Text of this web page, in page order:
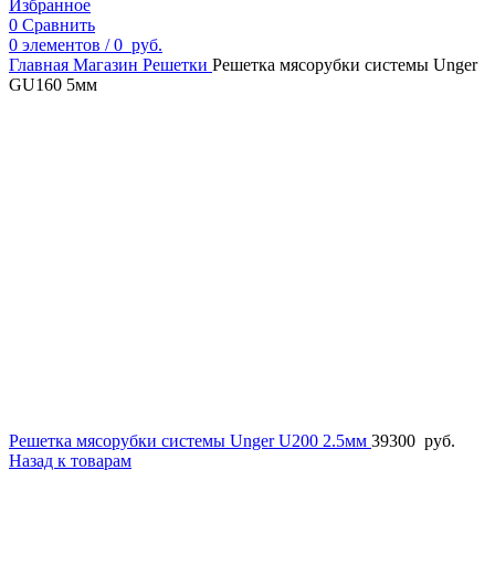
Избранное
0 Сравнить
0 элементов / 0 руб.
Главная Магазин Решетки Решетка мясорубки системы Unger
GU160 5мм
Решетка мясорубки системы Unger U200 2.5мм 39300 руб.
Назад к товарам